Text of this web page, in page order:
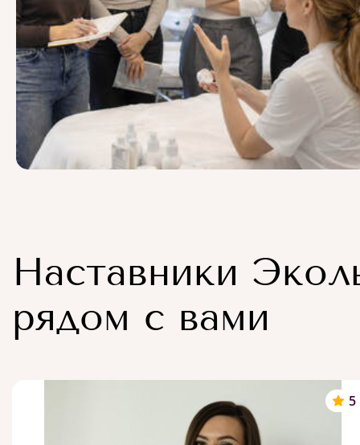
Наставники
рядом с вами
5